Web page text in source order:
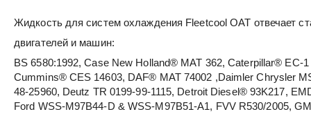
Жидкость для систем охлаждения Fleetcool OAT отвечает
двигателей и машин:
BS 6580:1992, Case New Holland® MAT 362, Caterpillar® EC-
Cummins® CES 14603, DAF® MAT 74002 ,Daimler Chrysler
48-25960, Deutz TR 0199-99-1115, Detroit Diesel® 93K217,
Ford WSS-M97B44-D & WSS-M97B51-A1, FVV R530/2005,